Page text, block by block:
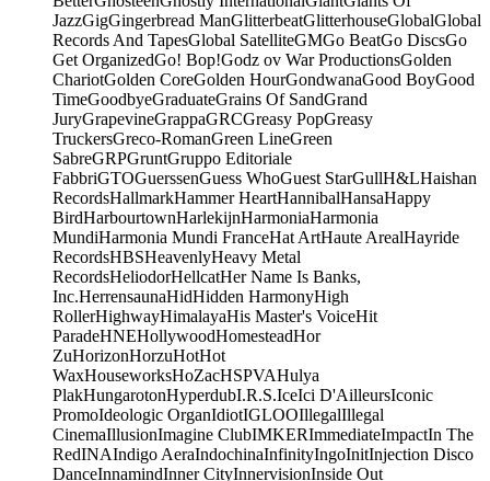
JazzGigGingerbread ManGlitterbeatGlitterhouseGlobalGlobal
Records And TapesGlobal SatelliteGMGo BeatGo DiscsGo
Get OrganizedGo! Bop!Godz ov War ProductionsGolden
ChariotGolden CoreGolden HourGondwanaGood BoyGood
TimeGoodbyeGraduateGrains Of SandGrand
JuryGrapevineGrappaGRCGreasy PopGreasy
TruckersGreco-RomanGreen LineGreen
SabreGRPGruntGruppo Editoriale
FabbriGTOGuerssenGuess WhoGuest StarGullH&LHaishan
RecordsHallmarkHammer HeartHannibalHansaHappy
BirdHarbourtownHarlekijnHarmoniaHarmonia
MundiHarmonia Mundi FranceHat ArtHaute ArealHayride
RecordsHBSHeavenlyHeavy Metal
RecordsHeliodorHellcatHer Name Is Banks,
Inc.HerrensaunaHidHidden HarmonyHigh
RollerHighwayHimalayaHis Master's VoiceHit
ParadeHNEHollywoodHomesteadHor
ZuHorizonHorzuHotHot
WaxHouseworksHoZacHSPVAHulya
PlakHungarotonHyperdubI.R.S.IceIci D'AilleursIconic
PromoIdeologic OrganIdiotIGLOOIllegalIllegal
CinemaIllusionImagine ClubIMKERImmediateImpactIn The
RedINAIndigo AeraIndochinaInfinityIngoInitInjection Disco
DanceInnamindInner CityInnervisionInside Out